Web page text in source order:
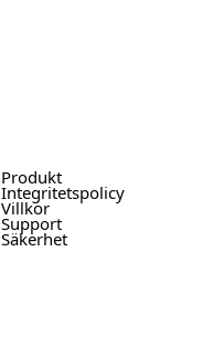
Produkt
Integritetspolicy
Villkor
Support
Säkerhet